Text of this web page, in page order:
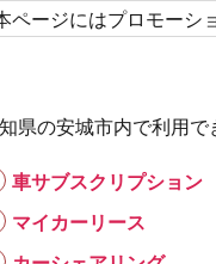
ページにはプロモーシ
県の安城市内で利用で
車サブスクリプション
マイカーリース